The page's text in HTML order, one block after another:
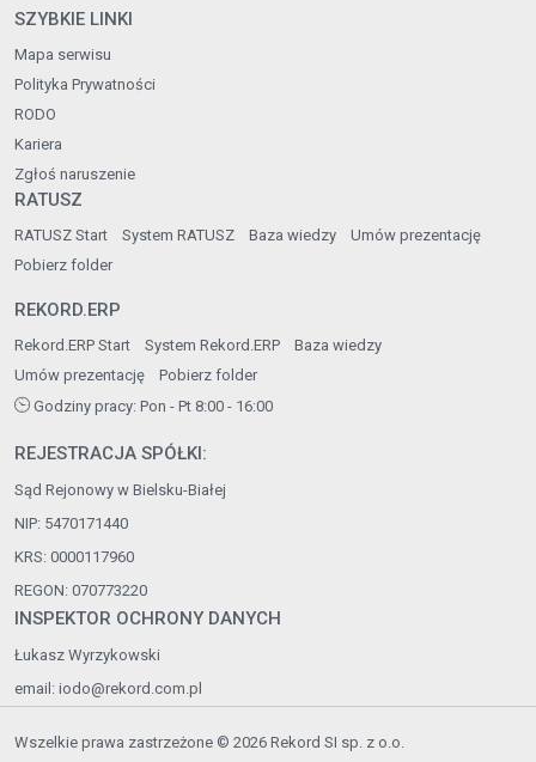
SZYBKIE LINKI
Mapa serwisu
Polityka Prywatności
RODO
Kariera
Zgłoś naruszenie
RATUSZ
RATUSZ Start System RATUSZ Baza wiedzy
Umów prezentację
Pobierz folder
REKORD.ERP
Rekord.ERP Start System Rekord.ERP
Baza wiedzy
Umów prezentację
Pobierz folder
Godziny pracy: Pon - Pt 8:00 - 16:00
REJESTRACJA SPÓŁKI:
Sąd Rejonowy w Bielsku-Białej
NIP: 5470171440
KRS: 0000117960
REGON: 070773220
INSPEKTOR OCHRONY DANYCH
Łukasz Wyrzykowski
email: iodo@rekord.com.pl
Wszelkie prawa zastrzeżone © 2026 Rekord SI sp. z o.o.